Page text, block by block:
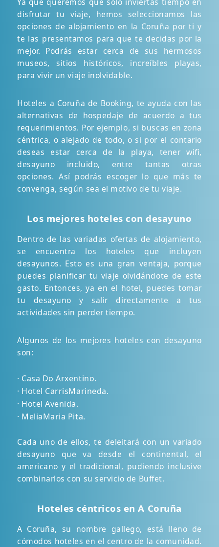
disfrutar tu viaje, hemos seleccionamos las
opciones de alojamiento en la Coruña por ti y
te las presentamos para que te decidas por la
mejor. Podrás estar cerca de sus hermosos
museos, sitios históricos, increíbles playas,
para vivir un viaje inolvidable.
Hoteles a Coruña de Booking, te ayuda con las
alternativas de hospedaje de acuerdo a tus
requerimientos. Por ejemplo, si buscas en zona
céntrica, o alejado de todo, o si por el contario
deseas estar cerca de la playa, tener wifi,
desayuno incluido, entre tantas otras
opciones. Así podrás escoger lo que más te
convenga, según sea el motivo de tu viaje.
Los mejores hoteles con desayuno
Dentro de las variadas ofertas de alojamiento,
se encuentra los hoteles que incluyen
desayunos. Esto es una gran ventaja, porque
puedes planificar tu viaje olvidándote de este
gasto. Entonces, ya en el hotel, puedes tomar
tu desayuno y salir directamente a tus
actividades sin perder tiempo.
Algunos de los mejores hoteles con desayuno
son:
· Casa Do Arxentino.
· Hotel CarrisMarineda.
· Hotel Avenida.
· MeliaMaria Pita.
Cada uno de ellos, te deleitará con un variado
desayuno que va desde el continental, el
americano y el tradicional, pudiendo inclusive
combinarlos con su servicio de Buffet.
Hoteles céntricos en A Coruña
A Coruña, su nombre gallego, está lleno de
cómodos hoteles en el centro de la comunidad.